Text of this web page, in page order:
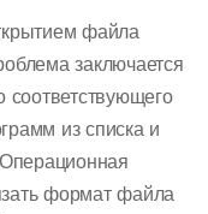
файла
заключается
соответствующего
из списка и
формат файла